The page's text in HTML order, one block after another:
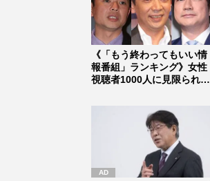
《「もう終わってもいい情
報番組」ランキング》女性
視聴者1000人に見限られた